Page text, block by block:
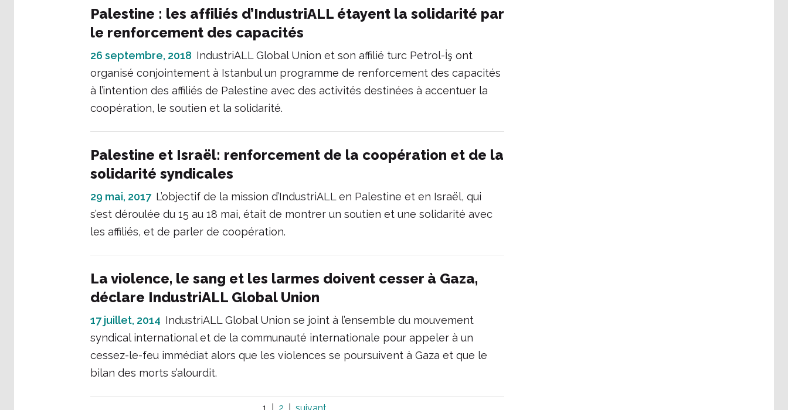
Palestine : les affiliés d’IndustriALL étayent la solidarité par
le renforcement des capacités
26 septembre, 2018 IndustriALL Global Union et son affilié turc Petrol-İş ont
organisé conjointement à Istanbul un programme de renforcement des capacités
à l’intention des affiliés de Palestine avec des activités destinées à accentuer la
coopération, le soutien et la solidarité.
Palestine et Israël: renforcement de la coopération et de la
solidarité syndicales
29 mai, 2017 L’objectif de la mission d’IndustriALL en Palestine et en Israël, qui
s’est déroulée du 15 au 18 mai, était de montrer un soutien et une solidarité avec
les affiliés, et de parler de coopération.
La violence, le sang et les larmes doivent cesser à Gaza,
déclare IndustriALL Global Union
17 juillet, 2014 IndustriALL Global Union se joint à l’ensemble du mouvement
syndical international et de la communauté internationale pour appeler à un
cessez-le-feu immédiat alors que les violences se poursuivent à Gaza et que le
bilan des morts s’alourdit.